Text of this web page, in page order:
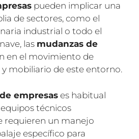
pueden implicar una
de sectores, como el
industrial o todo el
las mudanzas de
en el movimiento de
mobiliario de este entorno.
empresas es habitual
técnicos
requieren un manejo
específico para